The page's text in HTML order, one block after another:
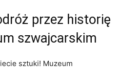
przez historię
szwajcarskim
sztuki! Muzeum